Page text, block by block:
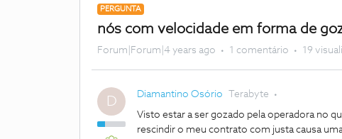
PERGUNTA
nós com velocidade em forma de
Forum|Forum|4 years ago 1 comentário 19
D Diamantino Osório Terabyte
Visto estar a ser gozado pela operadora no
rescindir o meu contrato com justa causa